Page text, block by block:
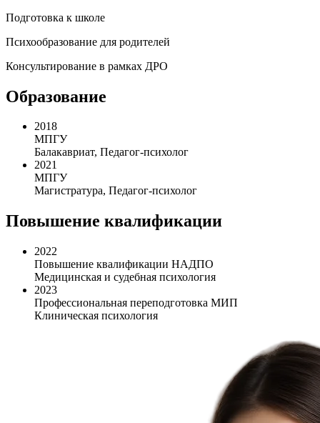
Подготовка к школе
Психообразование для родителей
Консультирование в рамках ДРО
Образование
2018
МПГУ
Балакавриат, Педагог-психолог
2021
МПГУ
Магистратура, Педагог-психолог
Повышение квалификации
2022
Повышение квалификации НАДПО
Медицинская и судебная психология
2023
Профессиональная переподготовка МИП
Клиническая психология